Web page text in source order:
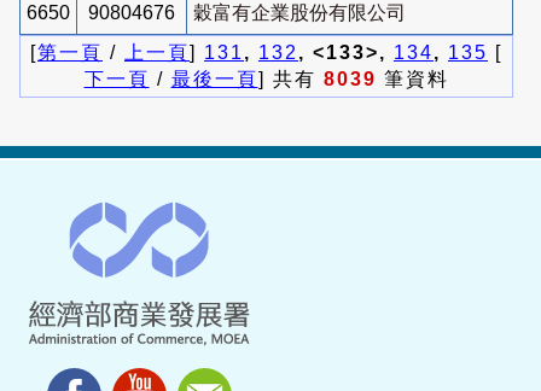
6650 90804676
穀富有企業股份有限公司
[第一頁 / 上一頁] 131 , 132 , <133>, 134, 135 [
下一頁 / 最後一頁] 共有 8039 筆資料